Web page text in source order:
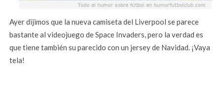
Ayer dijimos que la nueva camiseta del Liverpool se parece
bastante al videojuego de Space Invaders, pero la verdad es
que tiene también su parecido con un jersey de Navidad. ¡Vaya
tela!